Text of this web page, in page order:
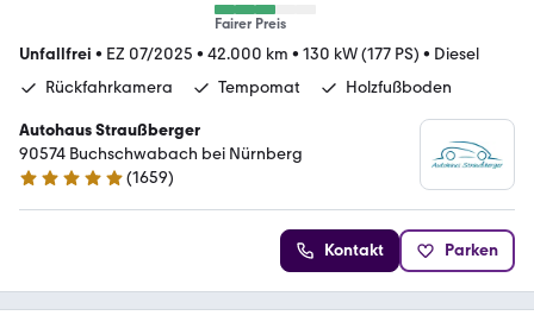
Fairer Preis
Unfallfrei • EZ 07/2025 • 42.000 km • 130 kW (177 PS) • Diesel
Rückfahrkamera
Tempomat Holzfußboden
Autohaus Straußberger
90574 Buchschwabach bei Nürnberg
4.9 Sterne
(1659)
Kontakt Parken